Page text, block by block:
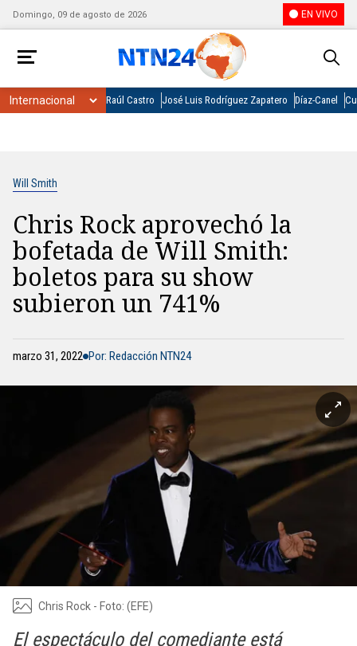
Domingo, 09 de agosto de 2026 EN VIVO
Raúl Castro José Luis Rodríguez Zapatero Díaz-Canel
Will Smith
Chris Rock aprovechó la
bofetada de Will Smith:
boletos para su show
subieron un 741%
marzo 31, 2022 Por: Redacción NTN24
Chris Rock - Foto: (EFE)
El espectáculo del comediante está